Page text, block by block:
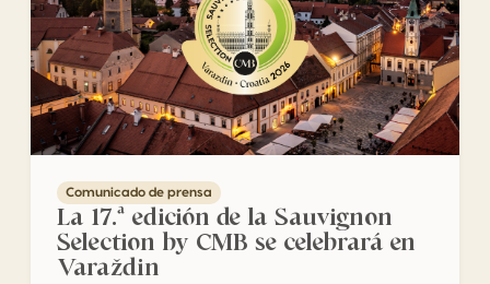
Comunicado de prensa
La 17.ª edición de la Sauvignon
Selection by CMB se celebrará en
Varaždin